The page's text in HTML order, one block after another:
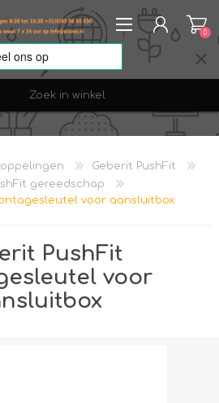
0
Geberit PushFit
gereedschap
voor aansluitbox
PushFit
voor